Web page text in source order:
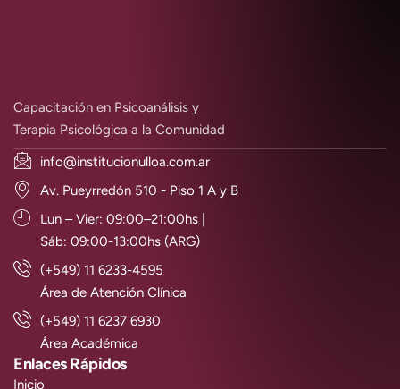
Capacitación en Psicoanálisis y
Terapia Psicológica a la Comunidad
info@institucionulloa.com.ar
Av. Pueyrredón 510 - Piso 1 A y B
Lun – Vier: 09:00–21:00hs |
Sáb: 09:00-13:00hs (ARG)
(+549) 11 6233-4595
Área de Atención Clínica
(+549) 11 6237 6930
Área Académica
Enlaces Rápidos
Inicio